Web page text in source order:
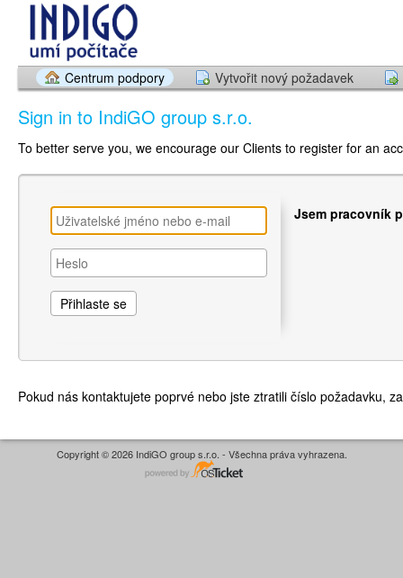
Centrum podpory Vytvořit nový požadavek
Sign in to IndiGO group s.r.o.
To better serve you, we encourage our Clients to register for an
Jsem pracovník
Pokud nás kontaktujete poprvé nebo jste ztratili číslo požadavku,
Copyright © 2026 IndiGO group s.r.o. - Všechna práva vyhrazena.